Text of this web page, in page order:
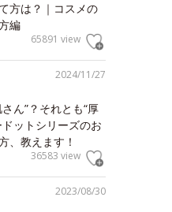
方は？｜コスメの
編
65891 view
2024/11/27
ん”？それとも“厚
ットシリーズのお
、教えます！
36583 view
2023/08/30